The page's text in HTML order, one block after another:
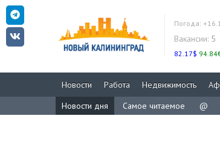
Погода:
Вакансии: 5
82.17$
Новости Работа Недвижимость
Новости дня
Самое читаемое @